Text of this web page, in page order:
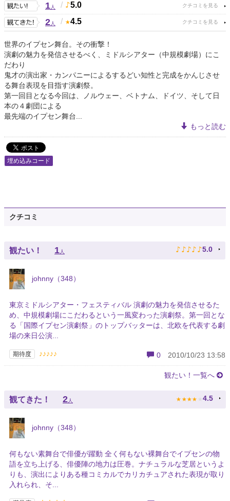
1人 / 5.0
2人 / 4.5
世界のイプセン舞台。その衝撃！
演劇の魅力を発信させるべく、ミドルシアター（中規模劇場）にこ
だわり
鬼才の演出家・カンパニーによるするどい知性と完成をかんじさせ
る舞台表現を目指す演劇祭。
第一回目となる今回は、ノルウェー、ベトナム、ドイツ、そして日
本の４劇団による
最先端のイプセン舞台...
もっと読む
埋め込みコード
クチコミ
観たい！ 1人 ♪ ♪ ♪ ♪ ♪ 5.0
johnny（348）
東京ミドルシアター・フェスティバル 演劇の魅力を発信させるた
め、中規模劇場にこだわるという一風変わった演劇祭。第一回とな
る「国際イプセン演劇祭」のトップバッターは、北欧を代表する劇
場の来日公演...
期待度 ♪♪♪♪♪ 0 2010/10/23 13:58
観たい！一覧へ
観てきた！ 2 人 ★ ★ ★ ★ ★ 4.5
johnny（348）
何もない素舞台で俳優が躍動 全く何もない裸舞台でイプセンの物
語を立ち上げる、俳優陣の地力は圧巻。ナチュラルな芝居というよ
りも、演出によりある種コミカルでカリカチュアされた表現が取り
入れられ、そ...